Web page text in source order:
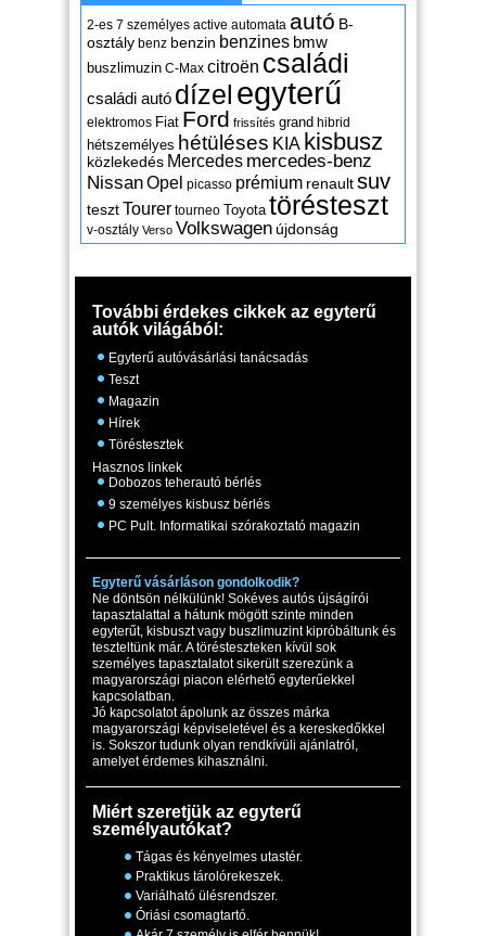
2-es 7 személyes active automata autó B-
osztály benz benzin benzines bmw
buszlimuzin C-Max citroën családi
családi autó dízel egyterű
elektromos Fiat Ford frissítés grand hibrid
hétszemélyes hétüléses KIA kisbusz
közlekedés Mercedes mercedes-benz
NissanOpel picasso prémium renaultsuv
tesztTourer tourneo Toyota törésteszt
v-osztály Verso Volkswagen újdonság
További érdekes cikkek az egyterű
autók világából:
Egyterű autóvásárlási tanácsadás
Teszt
Magazin
Hírek
Töréstesztek
Hasznos linkek
Dobozos teherautó bérlés
9 személyes kisbusz bérlés
PC Pult. Informatikai szórakoztató magazin
Egyterű vásárláson gondolkodik?
Ne döntsön nélkülünk! Sokéves autós újságírói
tapasztalattal a hátunk mögött szinte minden
egyterűt, kisbuszt vagy buszlimuzint kipróbáltunk és
teszteltünk már. A törésteszteken kívül sok
személyes tapasztalatot sikerült szerezünk a
magyarországi piacon elérhető egyterűekkel
kapcsolatban.
Jó kapcsolatot ápolunk az összes márka
magyarországi képviseletével és a kereskedőkkel
is. Sokszor tudunk olyan rendkívüli ajánlatról,
amelyet érdemes kihasználni.
Miért szeretjük az egyterű
személyautókat?
Tágas és kényelmes utastér.
Praktikus tárolórekeszek.
Variálható ülésrendszer.
Óriási csomagtartó.